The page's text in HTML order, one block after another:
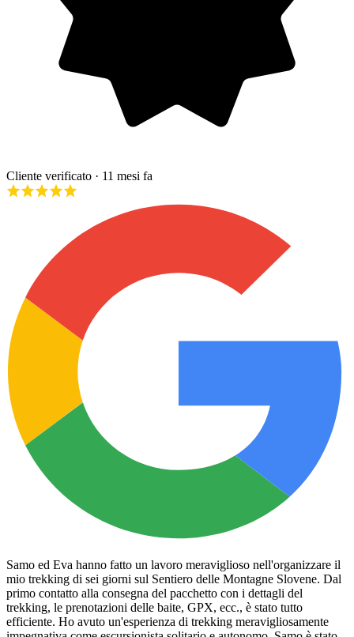
Cliente verificato · 11 mesi fa
Samo ed Eva hanno fatto un lavoro meraviglioso nell'organizzare il
mio trekking di sei giorni sul Sentiero delle Montagne Slovene. Dal
primo contatto alla consegna del pacchetto con i dettagli del
trekking, le prenotazioni delle baite, GPX, ecc., è stato tutto
efficiente. Ho avuto un'esperienza di trekking meravigliosamente